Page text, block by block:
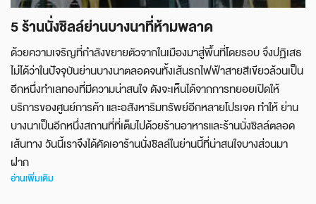
5 ร้านนั่งชิลล์ย่านบางนาที่ห้ามพลาด
ด้วยความเจริญที่กำลังขยายตัวจากในเมืองมาสู่พื้นที่โดยรอบ จึงปฏิเสธ
ไม่ได้ว่าในปัจจุบันย่านบางนาตลอดจนทั้งเส้นรถไฟฟ้าสายสีเขียวล้วนเป็น
อีกหนึ่งทำเลทองที่มีความน่าสนใจ ดังจะเห็นได้จากการทยอยเปิดให้
บริการของศูนย์การค้า และอสังหาริมทรัพย์อีกหลายโปรเจค ทำให้ ย่าน
บางนาเป็นอีกหนึ่งสถานที่ที่เต็มไปด้วยร้านอาหารและร้านนั่งชิลล์ตลอด
เส้นทาง วันนี้เราจึงได้คัดเอาร้านนั่งชิลล์ในย่านนี้ที่น่าสนใจบางส่วนมา
ฝาก
อ่านเพิ่มเติม